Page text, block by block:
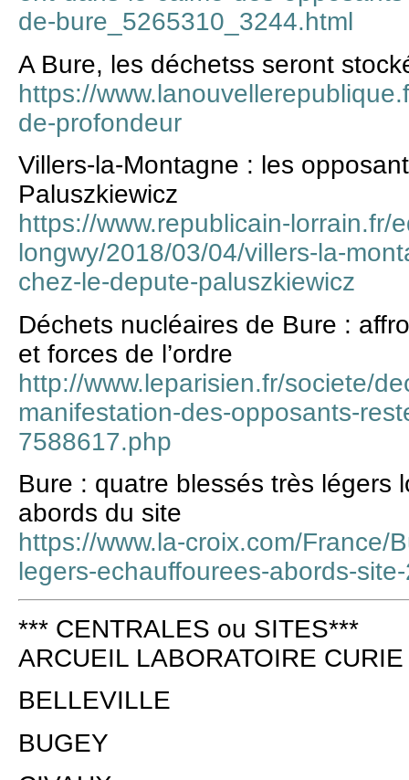
de-bure_5265310_3244.html
A Bure, les déchetss seront
https://
de-profondeur
Villers-la-Montagne : les
Paluszkiewicz
https://www.republicain-lorrain.fr/
longwy/2018/03/04/villers-la-
chez-le-depute-paluszkiewicz
Déchets nucléaires de Bure :
et forces de l’ordre
http://www.leparisien.fr/societe/
manifestation-des-opposants-
7588617.php
Bure : quatre blessés très légers
abords du site
https://www.la-croix.com/France/
legers-echauffourees-abords-
*** CENTRALES ou SITES***
ARCUEIL LABORATOIRE CURIE
BELLEVILLE
BUGEY